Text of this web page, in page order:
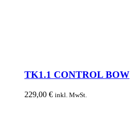
TK1.1 CONTROL BOW
229,00 € inkl. MwSt.